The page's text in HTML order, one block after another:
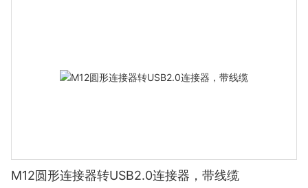
M12圆形连接器转USB2.0连接器，带线缆